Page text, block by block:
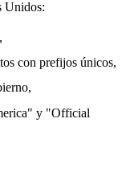
Unidos:
con prefijos únicos,
y "Official